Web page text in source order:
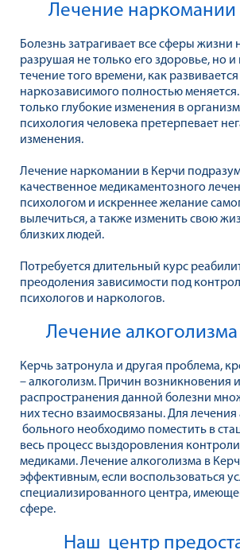
Лечение наркомании
Болезнь затрагивает все сферы жизни
разрушая не только его здоровье, но
течение того времени, как
наркозависимого полностью
только глубокие изменения в
психология человека претерпевает
изменения.
Лечение наркомании в Керчи
качественное медикаментозного
психологом и искреннее желание
вылечиться, а также изменить свою
близких людей.
Потребуется длительный курс
преодоления зависимости под
психологов и наркологов.
Лечение
Керчь затронула и другая проблема,
– алкоголизм. Причин возникновения и
распространения данной болезни
них тесно взаимосвязаны. Для
больного необходимо поместить в
весь процесс выздоровления
медиками. Лечение алкоголизма в
эффективным, если воспользоваться
специализированного центра,
сфере.
Наш центр